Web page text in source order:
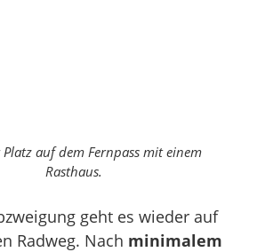
auf dem Fernpass mit einem
Rasthaus.
geht es wieder auf
Radweg. Nach minimalem